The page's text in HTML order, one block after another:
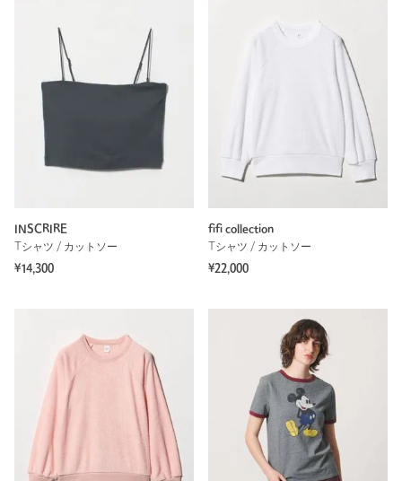
INSCRIRE
Tシャツ / カットソー
¥14,300
fifi collection
Tシャツ / カットソー
¥22,000